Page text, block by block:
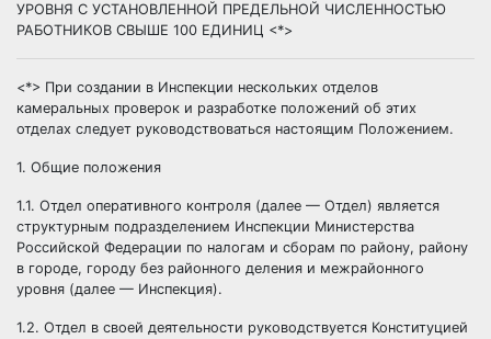
УРОВНЯ С УСТАНОВЛЕННОЙ ПРЕДЕЛЬНОЙ ЧИСЛЕННОСТЬЮ
РАБОТНИКОВ СВЫШЕ 100 ЕДИНИЦ <*>
<*> При создании в Инспекции нескольких отделов
камеральных проверок и разработке положений об этих
отделах следует руководствоваться настоящим Положением.
1. Общие положения
1.1. Отдел оперативного контроля (далее — Отдел) является
структурным подразделением Инспекции Министерства
Российской Федерации по налогам и сборам по району, району
в городе, городу без районного деления и межрайонного
уровня (далее — Инспекция).
1.2. Отдел в своей деятельности руководствуется Конституцией